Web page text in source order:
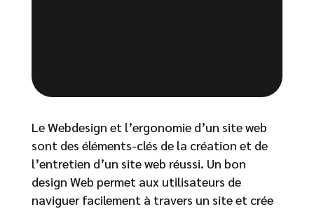
Le Webdesign et l’ergonomie d’un site web
sont des éléments-clés de la création et de
l’entretien d’un site web réussi. Un bon
design Web permet aux utilisateurs de
naviguer facilement à travers un site et crée